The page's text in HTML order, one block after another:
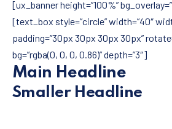
[ux_banner height=”100%”
[text_box style=”circle” width=”40″
padding=”30px 30px 30px 30px”
bg=”rgba(0, 0, 0, 0.86)” depth=”3″]
Main Headline
Smaller Headline